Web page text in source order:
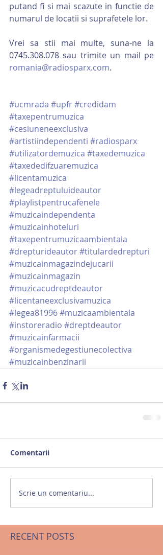
putand fi si mai scazute in functie de
numarul de locatii si suprafetele lor.
Vrei sa stii mai multe, suna-ne la
romania@radiosparx.com.
#ucmrada #upfr#credidam
#taxepentrumuzica
#cesiuneneexclusiva
#artistiindependenti #radiosparx
#utilizatordemuzica #taxedemuzica
#taxededifzuaremuzica
#licentamuzica
#legeadreptuluideautor
#playlistpentrucafenele
#muzicaindependenta
#muzicainhoteluri
#taxepentrumuzicaambientala
#drepturideautor#titulardedrepturi
#muzicainmagazindejucarii
#muzicainmagazin
#muzicacudreptdeautor
#licentaneexclusivamuzica
#legea81996#muzicaambientala
#instoreradio #dreptdeautor
#muzicainfarmacii
#organismedegestiunecolectiva
#muzicainbenzinarii
Comentarii
Scrie un comentariu...
RECENT POSTS